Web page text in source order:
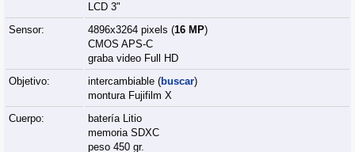
LCD 3"
Sensor:
4896x3264 pixels (16 MP)
CMOS APS-C
graba video Full HD
Objetivo:
intercambiable (buscar)
montura Fujifilm X
Cuerpo:
batería Litio
memoria SDXC
peso 450 gr.